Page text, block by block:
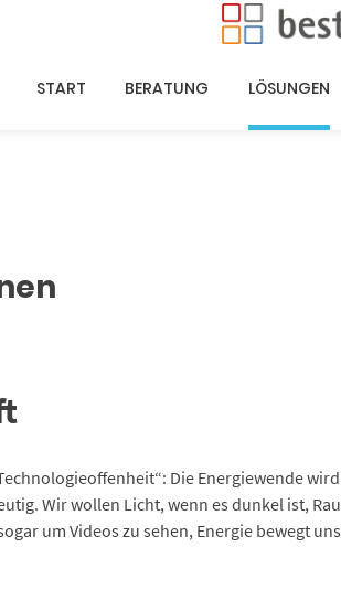
START
BERATUNG LÖSUNGEN
Die Energiewende
Wir wollen Licht, wenn es dunkel ist,
um Videos zu sehen, Energie bewegt